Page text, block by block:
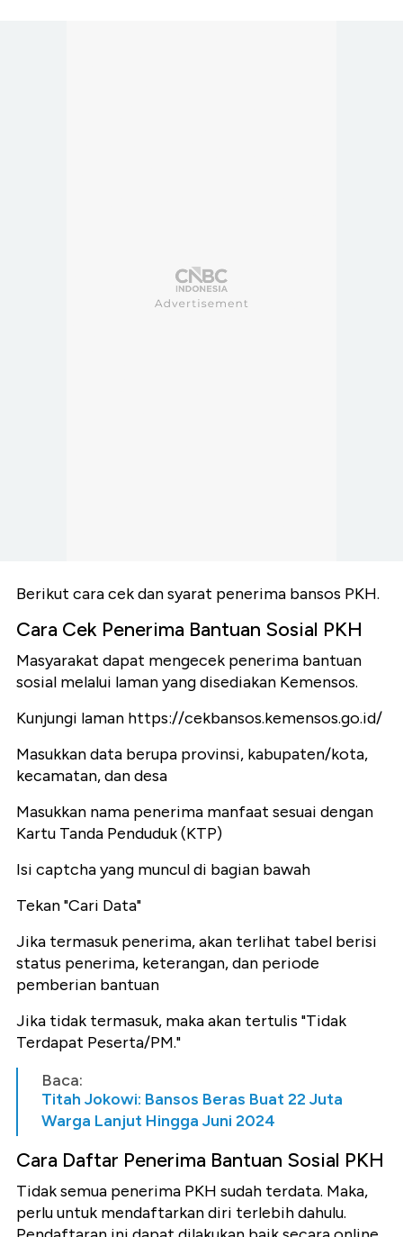
Berikut cara cek dan syarat penerima bansos PKH.
Cara Cek Penerima Bantuan Sosial PKH
Masyarakat dapat mengecek penerima bantuan
sosial melalui laman yang disediakan Kemensos.
Kunjungi laman https://cekbansos.kemensos.go.id/
Masukkan data berupa provinsi, kabupaten/kota,
kecamatan, dan desa
Masukkan nama penerima manfaat sesuai dengan
Kartu Tanda Penduduk (KTP)
Isi captcha yang muncul di bagian bawah
Tekan "Cari Data"
Jika termasuk penerima, akan terlihat tabel berisi
status penerima, keterangan, dan periode
pemberian bantuan
Jika tidak termasuk, maka akan tertulis "Tidak
Terdapat Peserta/PM."
Baca:
Titah Jokowi: Bansos Beras Buat 22 Juta
Warga Lanjut Hingga Juni 2024
Cara Daftar Penerima Bantuan Sosial PKH
Tidak semua penerima PKH sudah terdata. Maka,
perlu untuk mendaftarkan diri terlebih dahulu.